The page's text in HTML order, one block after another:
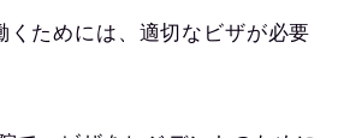
くためには、適切なビザが必要